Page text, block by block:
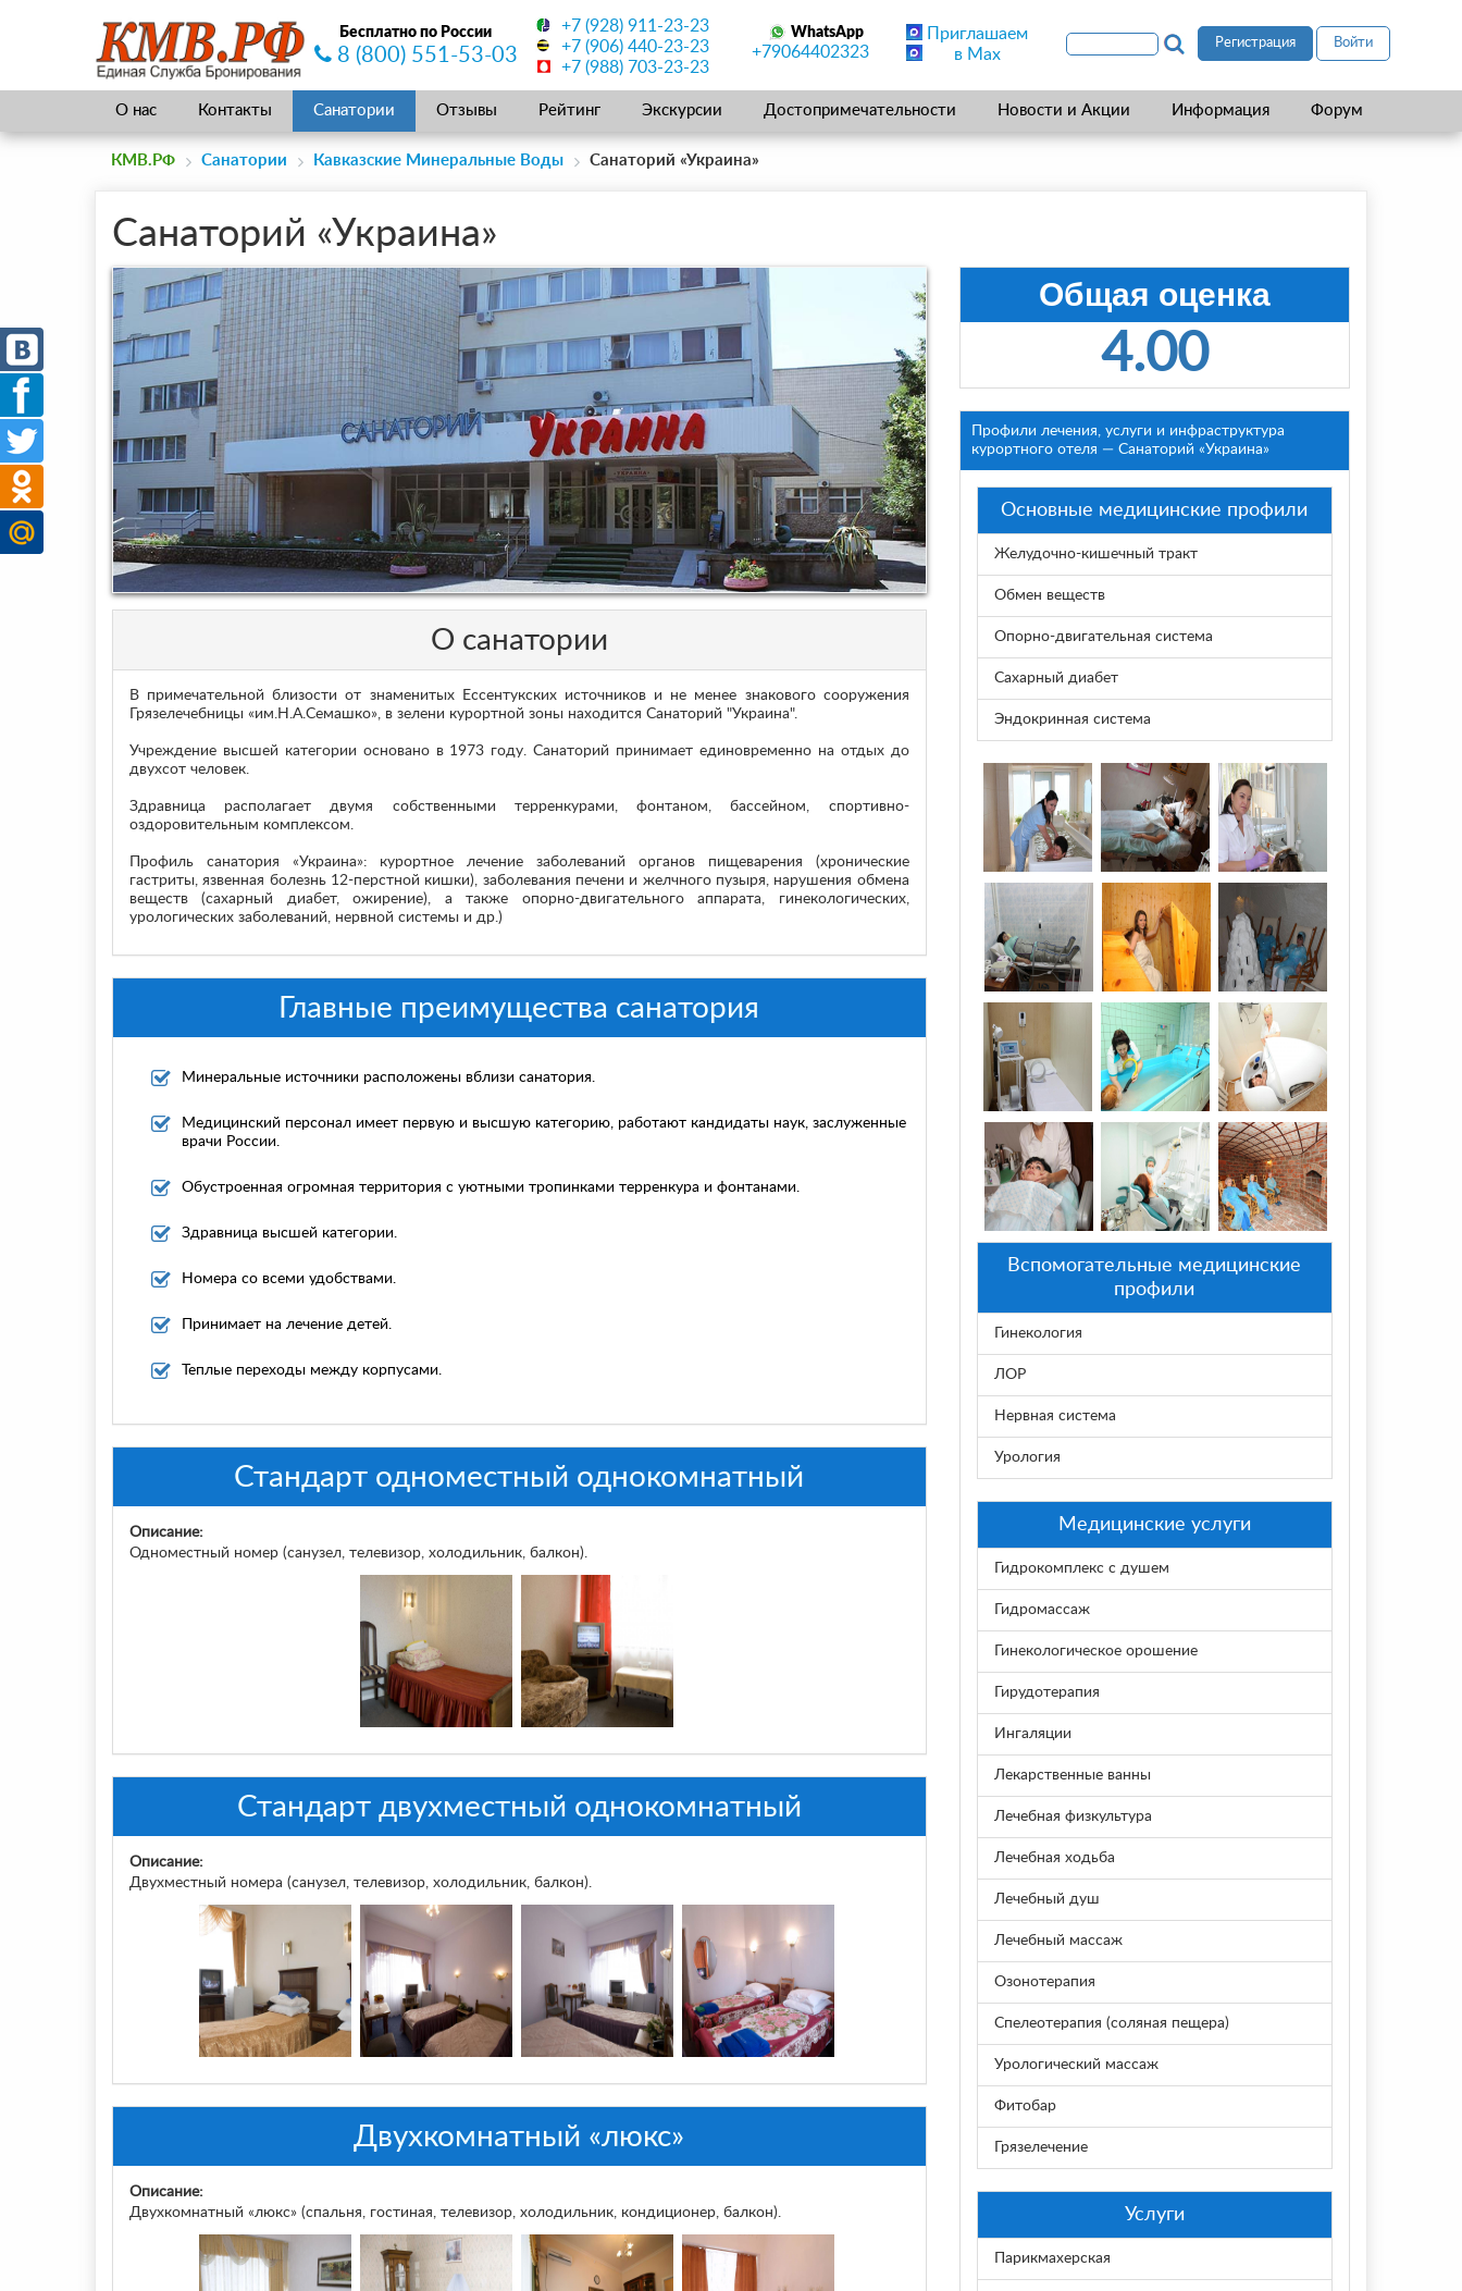
Бесплатно по России
8 (800) 551-53-03
+7 (928) 911-23-23
+7 (906) 440-23-23
+7 (988) 703-23-23
WhatsApp
+79064402323
Приглашаем
в Max
Регистрация Войти
О нас Контакты Санатории Отзывы Рейтинг Экскурсии Достопримечательности Новости и Акции Информация Форум
КМВ.РФ Санатории Кавказские Минеральные Воды Санаторий «Украина»
Санаторий «Украина»
О санатории
В примечательной близости от знаменитых Ессентукских источников и не менее знакового сооружения
Грязелечебницы «им.Н.А.Семашко», в зелени курортной зоны находится Санаторий "Украина".
Учреждение высшей категории основано в 1973 году. Санаторий принимает единовременно на отдых до
двухсот человек.
Здравница располагает двумя собственными терренкурами, фонтаном, бассейном, спортивно-
оздоровительным комплексом.
Профиль санатория «Украина»: курортное лечение заболеваний органов пищеварения (хронические
гастриты, язвенная болезнь 12-перстной кишки), заболевания печени и желчного пузыря, нарушения обмена
веществ (сахарный диабет, ожирение), а также опорно-двигательного аппарата, гинекологических,
урологических заболеваний, нервной системы и др.)
Главные преимущества санатория
Минеральные источники расположены вблизи санатория.
Медицинский персонал имеет первую и высшую категорию, работают кандидаты наук, заслуженные
врачи России.
Обустроенная огромная территория с уютными тропинками терренкура и фонтанами.
Здравница высшей категории.
Номера со всеми удобствами.
Принимает на лечение детей.
Теплые переходы между корпусами.
Стандарт одноместный однокомнатный
Описание:
Одноместный номер (санузел, телевизор, холодильник, балкон).
Стандарт двухместный однокомнатный
Описание:
Двухместный номера (санузел, телевизор, холодильник, балкон).
Двухкомнатный «люкс»
Описание:
Двухкомнатный «люкс» (спальня, гостиная, телевизор, холодильник, кондиционер, балкон).
Общая оценка
4.00
Профили лечения, услуги и инфраструктура
курортного отеля — Санаторий «Украина»
Основные медицинские профили
Желудочно-кишечный тракт
Обмен веществ
Опорно-двигательная система
Сахарный диабет
Эндокринная система
Вспомогательные медицинские
профили
Гинекология
ЛОР
Нервная система
Урология
Медицинские услуги
Гидрокомплекс с душем
Гидромассаж
Гинекологическое орошение
Гирудотерапия
Ингаляции
Лекарственные ванны
Лечебная физкультура
Лечебная ходьба
Лечебный душ
Лечебный массаж
Озонотерапия
Спелеотерапия (соляная пещера)
Урологический массаж
Фитобар
Грязелечение
Услуги
Парикмахерская